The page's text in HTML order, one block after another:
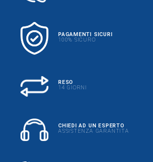
PAGAMENTI SICURI
100% SICURO
RESO
14 GIORNI
CHIEDI AD UN ESPERTO
ASSISTENZA GARANTITA